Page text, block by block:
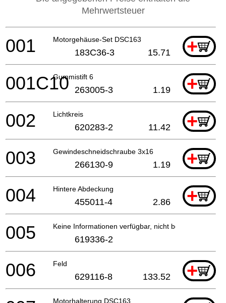
Mehrwertsteuer
Motorgehäuse-Set DSC163 +
001 183C36-3 15.71
Gummistift 6 +
001C10 263005-3 1.19
Lichtkreis +
002 620283-2 11.42
Gewindeschneidschraube 3x16 +
003 266130-9 1.19
Hintere Abdeckung +
004 455011-4 2.86
Keine Informationen verfügbar, nicht bestellbar
005 619336-2
Feld +
006 629116-8 133.52
Motorhalterung DSC163